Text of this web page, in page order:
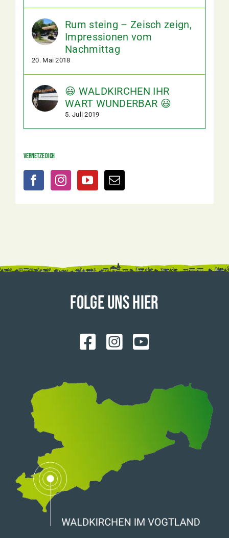
Rum steing – Zeisch zeign,
Impressionen vom
Nachmittag
20. Mai 2018
😃 WALDKIRCHEN IHR
WART WUNDERBAR 😃
5. Juli 2019
Vernetze dich
FOLGE UNS HIER